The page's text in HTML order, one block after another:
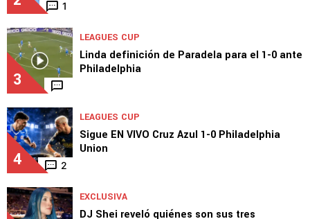
1
3
LEAGUES CUP
Linda definición de Paradela para el 1-0 ante
Philadelphia
4 2
LEAGUES CUP
Sigue EN VIVO Cruz Azul 1-0 Philadelphia
Union
EXCLUSIVA
DJ Shei reveló quiénes son sus tres